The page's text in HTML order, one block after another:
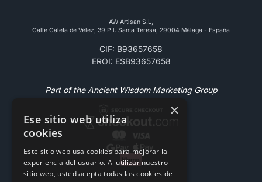
AW Artisan S.L,
Calle Caleta de Vélez, 39 P.l. Santa Teresa, 29004 Málaga - España
CIF: B93657658
EROI: ESB93657658
Part of the Ancient Wisdom Marketing Group
×
Ese sitio web utiliza
cookies
Este sitio web usa cookies para mejorar la
experiencia del usuario. Al utilizar nuestro
sitio web, usted acepta todas las cookies de